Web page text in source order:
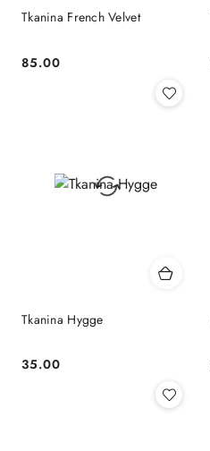
Tkanina French Velvet
Cena:
85.00
Tkanina Hygge
Cena:
35.00